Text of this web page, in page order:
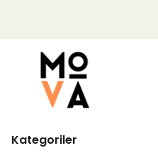
Kategoriler